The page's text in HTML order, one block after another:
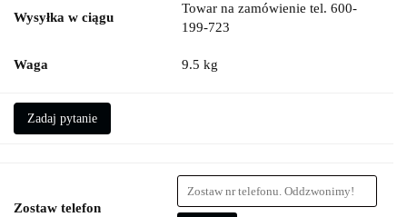
Wysyłka w ciągu
Towar na zamówienie tel. 600-
199-723
Waga 9.5 kg
Zadaj pytanie
Zostaw telefon